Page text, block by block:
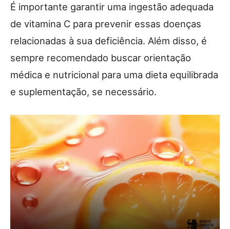
É importante garantir uma ingestão adequada
de vitamina C para prevenir essas doenças
relacionadas à sua deficiência. Além disso, é
sempre recomendado buscar orientação
médica e nutricional para uma dieta equilibrada
e suplementação, se necessário.